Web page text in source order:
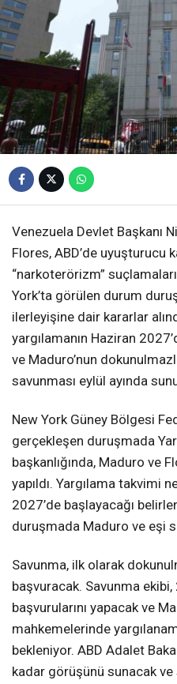
Venezuela Devlet Başkanı
Flores, ABD’de uyuşturucu
“narkoterörizm”
York’ta görülen durum
ilerleyişine dair kararlar
yargılamanın Haziran
ve Maduro’nun
savunması eylül ayında
New York Güney Bölgesi
gerçekleşen duruşmada
başkanlığında, Maduro ve
yapıldı. Yargılama takvimi
2027’de başlayacağı
duruşmada Maduro ve eşi
Savunma, ilk olarak
başvuracak. Savunma
başvurularını yapacak ve
mahkemelerinde
bekleniyor. ABD Adalet
kadar görüşünü sunacak